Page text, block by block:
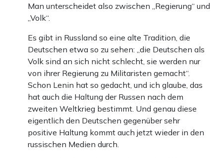
Man unterscheidet also zwischen „Regierung“ und
„Volk“.
Es gibt in Russland so eine alte Tradition, die
Deutschen etwa so zu sehen: „die Deutschen als
Volk sind an sich nicht schlecht, sie werden nur
von ihrer Regierung zu Militaristen gemacht“.
Schon Lenin hat so gedacht, und ich glaube, das
hat auch die Haltung der Russen nach dem
zweiten Weltkrieg bestimmt. Und genau diese
eigentlich den Deutschen gegenüber sehr
positive Haltung kommt auch jetzt wieder in den
russischen Medien durch.